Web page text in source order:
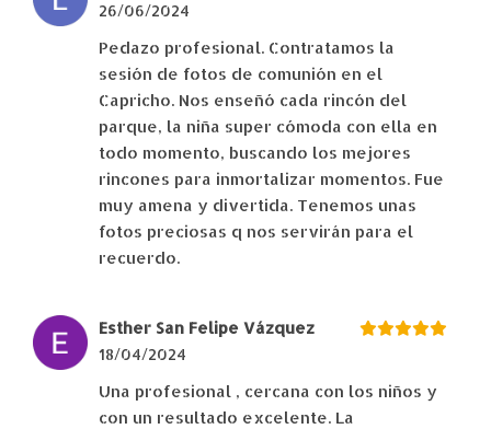
26/06/2024
Pedazo profesional. Contratamos la
sesión de fotos de comunión en el
Capricho. Nos enseñó cada rincón del
parque, la niña super cómoda con ella en
todo momento, buscando los mejores
rincones para inmortalizar momentos. Fue
muy amena y divertida. Tenemos unas
fotos preciosas q nos servirán para el
recuerdo.
Esther San Felipe Vázquez
18/04/2024
Una profesional , cercana con los niños y
con un resultado excelente. La